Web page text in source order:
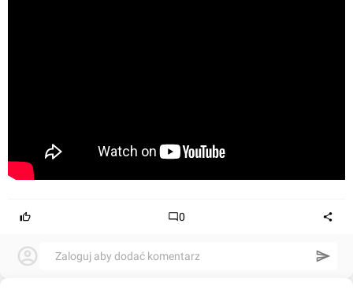
0
Zaloguj aby dodać komentarz